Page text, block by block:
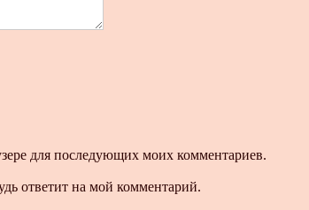
для последующих моих комментариев.
ответит на мой комментарий.